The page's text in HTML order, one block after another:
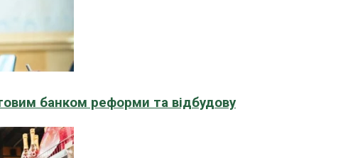
банком реформи та відбудову